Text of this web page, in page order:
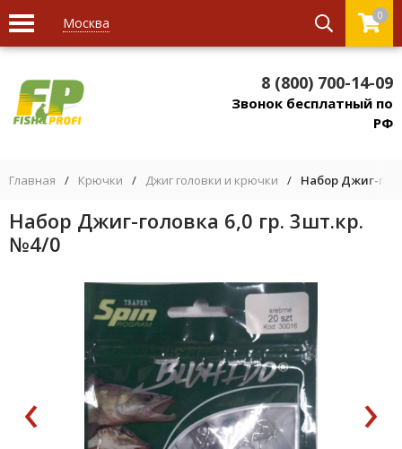
Москва 0
8 (800) 700-14-09
Звонок бесплатный по
РФ
Главная / Крючки / Джиг головки и крючки / Набор Джиг-
Набор Джиг-головка 6,0 гр. 3шт.кр.
№4/0
‹ ›